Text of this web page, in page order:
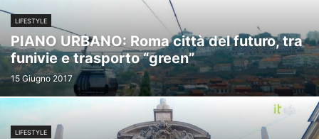
LIFESTYLE
PIANO URBANO: Roma città del futuro, tra
funivie e trasporto “green”
15 Giugno 2017
LIFESTYLE